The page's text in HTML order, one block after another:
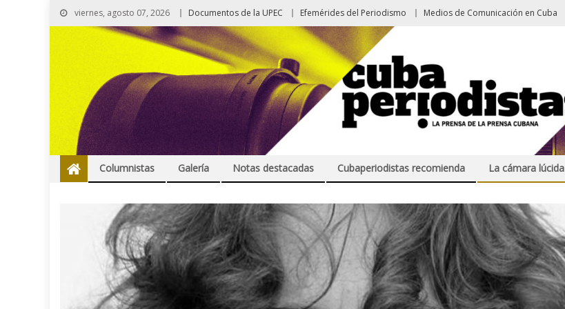
viernes, agosto 07, 2026 Documentos de la UPEC Efemérides del Periodismo Medios de Comunicación en Cuba
Columnistas Galería Notas destacadas Cubaperiodistas recomienda La cámara lúcida